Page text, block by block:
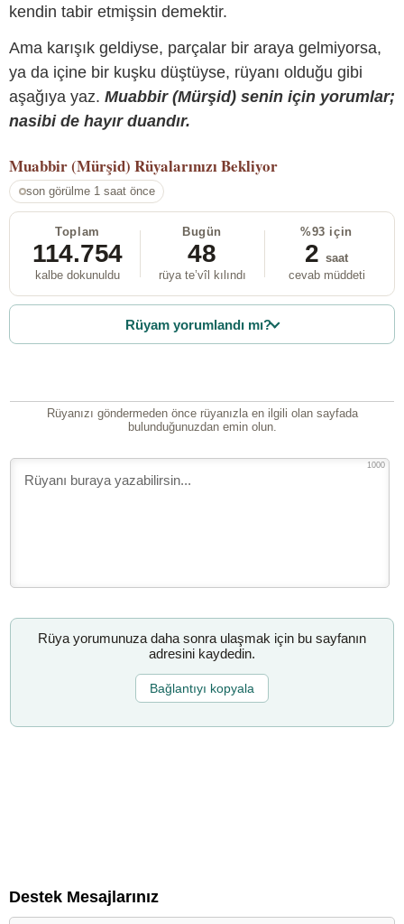
kendin tabir etmişsin demektir.
Ama karışık geldiyse, parçalar bir araya gelmiyorsa,
ya da içine bir kuşku düştüyse, rüyanı olduğu gibi
aşağıya yaz. Muabbir (Mürşid) senin için yorumlar;
nasibi de hayır duandır.
Muabbir (Mürşid) Rüyalarınızı Bekliyor
son görülme 1 saat önce
Toplam
114.754
kalbe dokunuldu
Bugün
48
rüya te’vîl kılındı
%93 için
2 saat
cevab müddeti
Rüyam yorumlandı mı?
Rüyanızı göndermeden önce rüyanızla en ilgili olan sayfada
bulunduğunuzdan emin olun.
1000
Rüya yorumunuza daha sonra ulaşmak için bu sayfanın
adresini kaydedin.
Bağlantıyı kopyala
Destek Mesajlarınız